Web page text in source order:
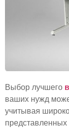
Выбор лучшего
ваших нужд
учитывая